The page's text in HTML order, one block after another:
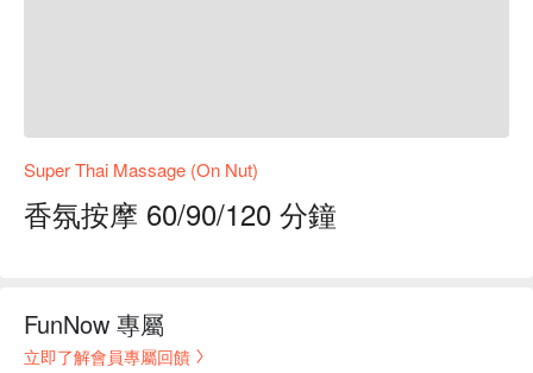
Super Thai Massage (On Nut)
香氛按摩 60/90/120 分鐘
FunNow 專屬
立即了解會員專屬回饋